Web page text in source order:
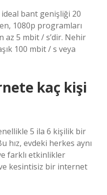
bant genişliği 20
1080p programları
az 5 mbit / s’dir. Nehir
100 mbit / s veya
kaç kişi
5 ila 6 kişilik bir
hız, evdeki herkes aynı
farklı etkinlikler
kesintisiz bir internet